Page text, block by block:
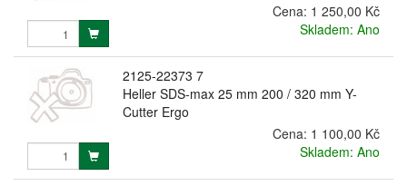
Cena: 1 250,00 Kč
Skladem: Ano
2125-22373 7
Heller SDS-max 25 mm 200 / 320 mm Y-
Cutter Ergo
Cena: 1 100,00 Kč
Skladem: Ano